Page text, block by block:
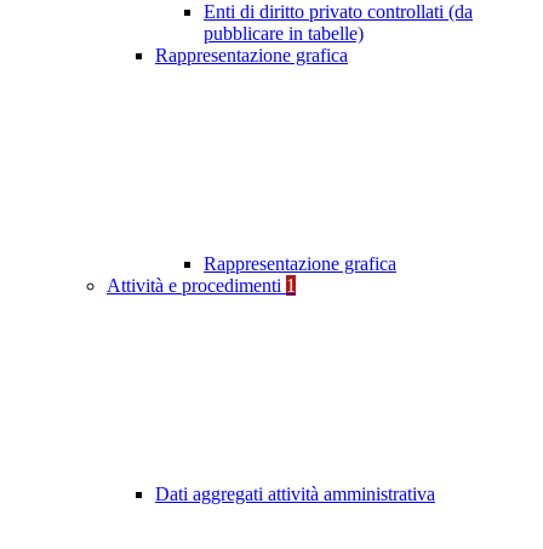
Enti di diritto privato controllati (da
pubblicare in tabelle)
Rappresentazione grafica
Rappresentazione grafica
Attività e procedimenti 1
Dati aggregati attività amministrativa